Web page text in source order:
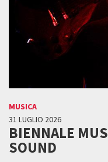
MUSICA
31 LUGLIO 2026
BIENNALE
SOUND